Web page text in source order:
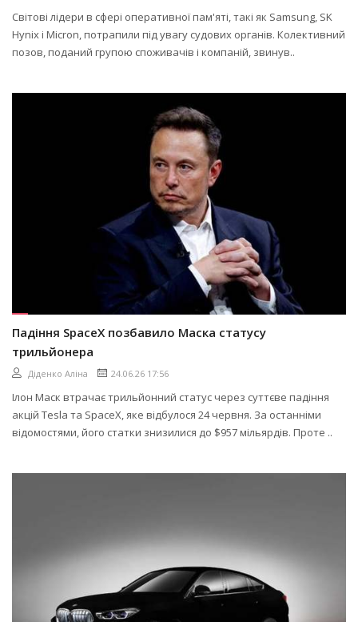
Світові лідери в сфері оперативної пам'яті, такі як Samsung, SK
Hynix і Micron, потрапили під увагу судових органів. Колективний
позов, поданий групою споживачів і компаній, звинув..
Падіння SpaceX позбавило Маска статусу
трильйонера
Діденко Аліна 24.06.26 17:56
Ілон Маск втрачає трильйонний статус через суттєве падіння
акцій Tesla та SpaceX, яке відбулося 24 червня. За останніми
відомостями, його статки знизилися до $957 мільярдів. Проте ..